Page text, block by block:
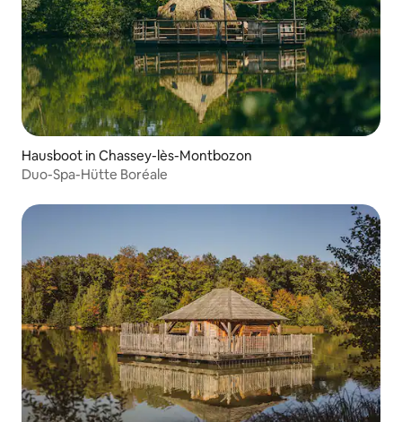
Hausboot in Chassey-lès-Montbozon
Duo-Spa-Hütte Boréale